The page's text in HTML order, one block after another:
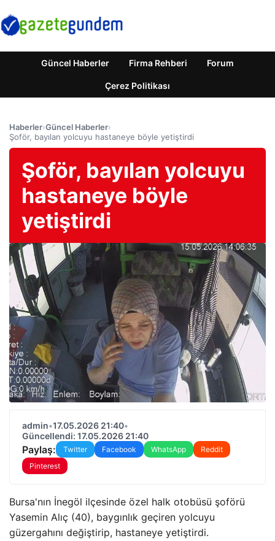
Güncel Haberler Firma Rehberi Forum
Çerez Politikası
Haberler›Güncel Haberler›
Şoför, bayılan yolcuyu hastaneye böyle yetiştirdi
Şoför, bayılan yolcuyu
hastaneye böyle
yetiştirdi
admin•17.05.2026 21:40•
Güncellendi: 17.05.2026 21:40
Paylaş: Twitter Facebook WhatsApp
Reddit
Pinterest
Bursa'nın İnegöl ilçesinde özel halk otobüsü şoförü
Yasemin Alıç (40), baygınlık geçiren yolcuyu
güzergahını değiştirip, hastaneye yetiştirdi.